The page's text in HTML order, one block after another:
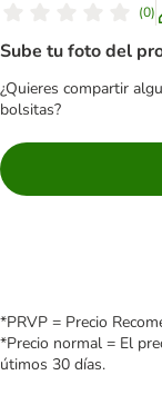
(0)
Sube tu foto del
¿Quieres compartir
bolsitas?
*PRVP = Precio
*Precio normal = El
útimos 30 días.